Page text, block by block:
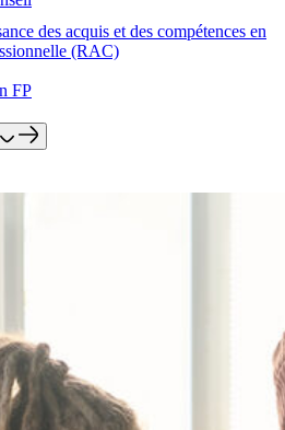
des acquis et des compétences en
(RAC)
FP